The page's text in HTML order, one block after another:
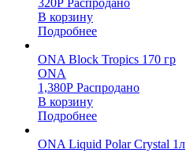
320Р Распродано
В корзину
Подробнее
ONA Block Tropics 170 гр
ONA
1,380Р Распродано
В корзину
Подробнее
ONA Liquid Polar Crystal 1л